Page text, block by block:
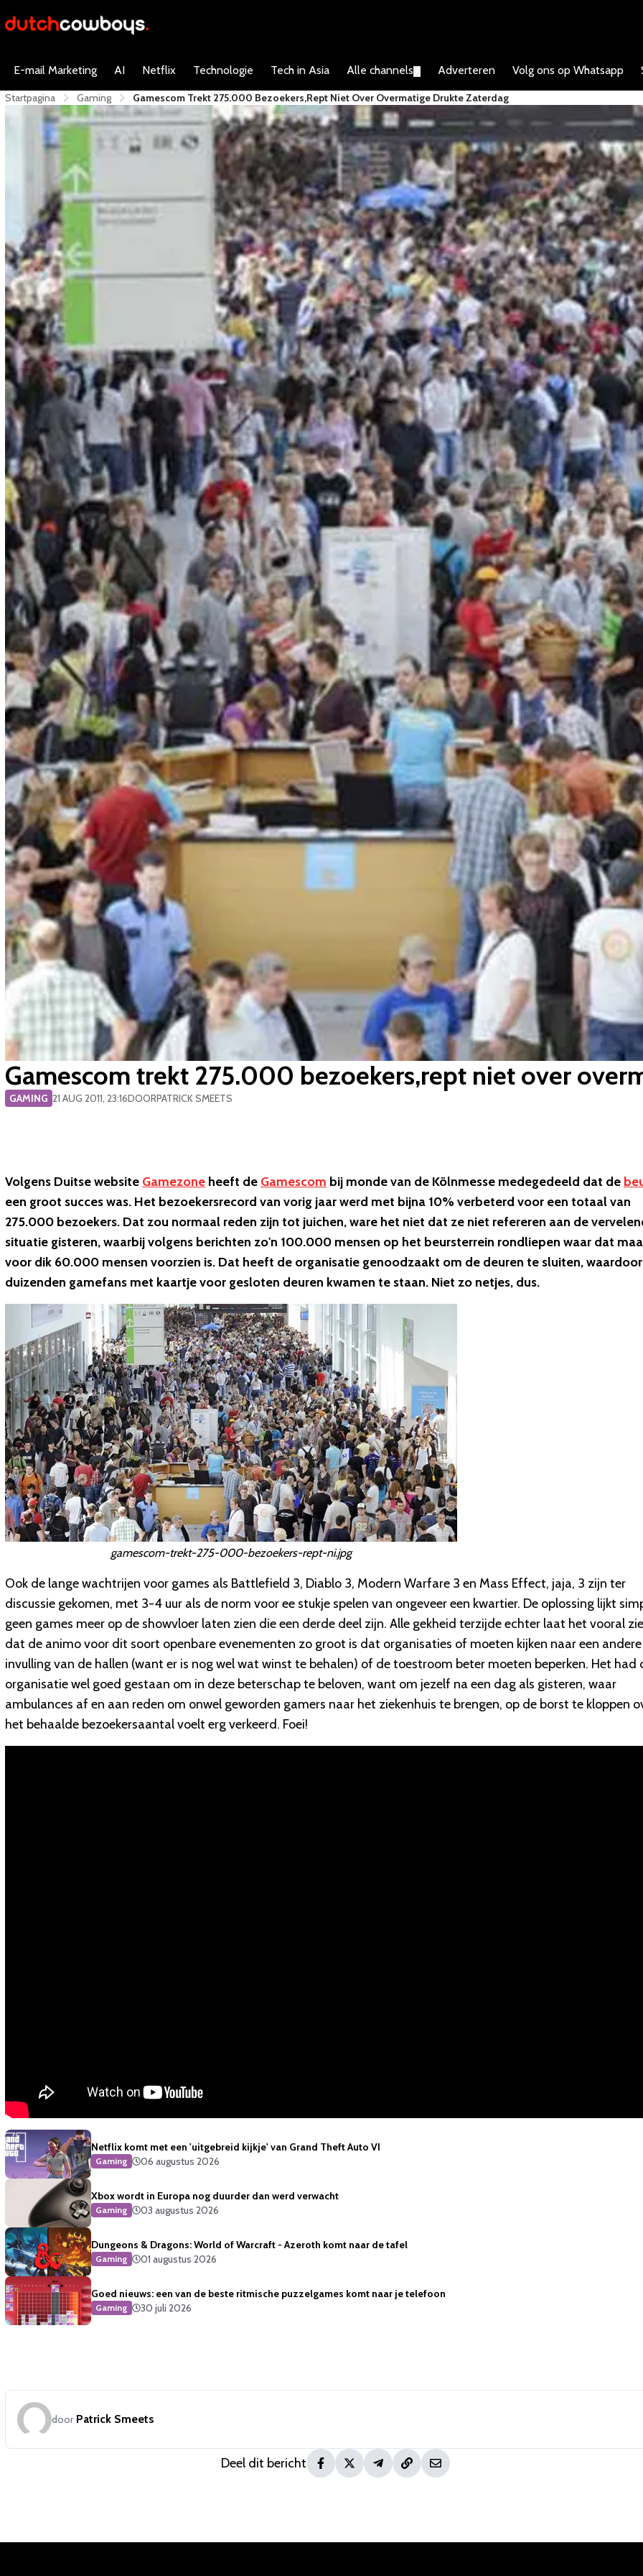
E-mail Marketing AI Netflix Technologie Tech in Asia Alle channels Adverteren Volg ons op Whatsapp
Startpagina Gaming Gamescom Trekt 275.000 Bezoekers,rept Niet Over Overmatige Drukte Zaterdag
Gamescom trekt 275.000 bezoekers,rept niet over
GAMING 21 AUG 2011, 23:16DOORPATRICK SMEETS
Volgens Duitse website Gamezone heeft de Gamescom bij monde van de Kölnmesse medegedeeld dat de
een groot succes was. Het bezoekersrecord van vorig jaar werd met bijna 10% verbeterd voor een totaal van
275.000 bezoekers. Dat zou normaal reden zijn tot juichen, ware het niet dat ze niet refereren aan de
situatie gisteren, waarbij volgens berichten zo'n 100.000 mensen op het beursterrein rondliepen waar dat
voor dik 60.000 mensen voorzien is. Dat heeft de organisatie genoodzaakt om de deuren te sluiten, waardoor
duizenden gamefans met kaartje voor gesloten deuren kwamen te staan. Niet zo netjes, dus.
gamescom-trekt-275-000-bezoekers-rept-ni.jpg
Ook de lange wachtrijen voor games als Battlefield 3, Diablo 3, Modern Warfare 3 en Mass Effect, jaja, 3 zijn ter
discussie gekomen, met 3-4 uur als de norm voor ee stukje spelen van ongeveer een kwartier. De oplossing lijkt
geen games meer op de showvloer laten zien die een derde deel zijn. Alle gekheid terzijde echter laat het vooral
dat de animo voor dit soort openbare evenementen zo groot is dat organisaties of moeten kijken naar een andere
invulling van de hallen (want er is nog wel wat winst te behalen) of de toestroom beter moeten beperken. Het had
organisatie wel goed gestaan om in deze beterschap te beloven, want om jezelf na een dag als gisteren, waar
ambulances af en aan reden om onwel geworden gamers naar het ziekenhuis te brengen, op de borst te kloppen
het behaalde bezoekersaantal voelt erg verkeerd. Foei!
Netflix komt met een 'uitgebreid kijkje' van Grand Theft Auto VI
Gaming 06 augustus 2026
Xbox wordt in Europa nog duurder dan werd verwacht
Gaming 03 augustus 2026
Dungeons & Dragons: World of Warcraft - Azeroth komt naar de tafel
Gaming 01 augustus 2026
Goed nieuws: een van de beste ritmische puzzelgames komt naar je telefoon
Gaming 30 juli 2026
door Patrick Smeets
Deel dit bericht